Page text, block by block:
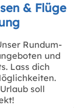
& Flüge
Rundum-
und
Lass dich
soll